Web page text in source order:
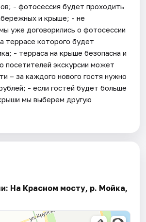
- фотосессия будет проходить
и крыше; - не
уже договорились о фотосессии
террасе которого будет
- терраса на крыше безопасна и
посетителей экскурсии может
– за каждого нового гостя нужно
- если гостей будет больше
мы выберем другую
На Красном мосту, р. Мойка,